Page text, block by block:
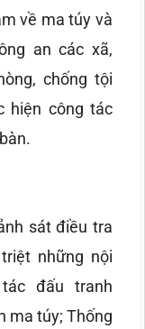
về ma túy và
an các xã,
chống tội
hiện công tác
sát điều tra
những nội
đấu tranh
ma túy; Thống